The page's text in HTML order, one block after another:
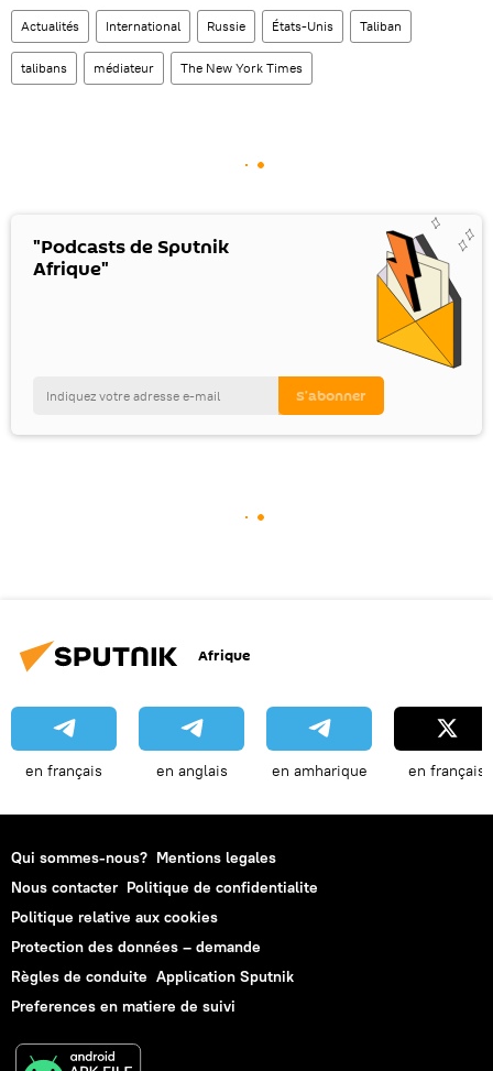
Actualités International Russie États-Unis Taliban
talibans médiateur The New York Times
"Podcasts de Sputnik
Afrique"
Afrique
en français en anglais en amharique en français
Qui sommes-nous? Mentions legales
Nous contacter Politique de confidentialite
Politique relative aux cookies
Protection des données – demande
Règles de conduite Application Sputnik
Preferences en matiere de suivi